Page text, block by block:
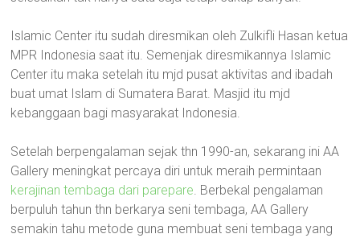
Islamic Center itu sudah diresmikan oleh Zulkifli Hasan ketua
MPR Indonesia saat itu. Semenjak diresmikannya Islamic
Center itu maka setelah itu mjd pusat aktivitas and ibadah
buat umat Islam di Sumatera Barat. Masjid itu mjd
kebanggaan bagi masyarakat Indonesia.
Setelah berpengalaman sejak thn 1990-an, sekarang ini AA
Gallery meningkat percaya diri untuk meraih permintaan
kerajinan tembaga dari parepare. Berbekal pengalaman
berpuluh tahun thn berkarya seni tembaga, AA Gallery
semakin tahu metode guna membuat seni tembaga yang